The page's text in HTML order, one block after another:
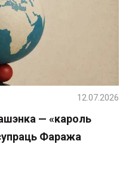
— «кароль
Фаража
12.07.2026